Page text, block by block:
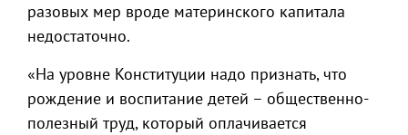
разовых мер вроде материнского капитала
недостаточно.
«На уровне Конституции надо признать, что
рождение и воспитание детей – общественно-
полезный труд, который оплачивается